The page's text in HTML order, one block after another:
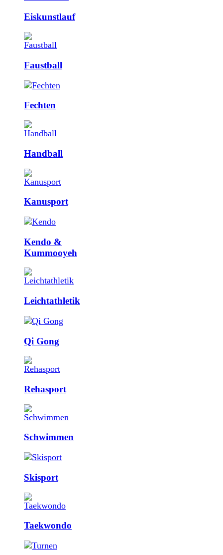
Eiskunstlauf
Faustball
Fechten
Handball
Kanusport
Kendo &
Kummooyeh
Leicht­athletik
Qi Gong
Rehasport
Schwimmen
Skisport
Taekwondo